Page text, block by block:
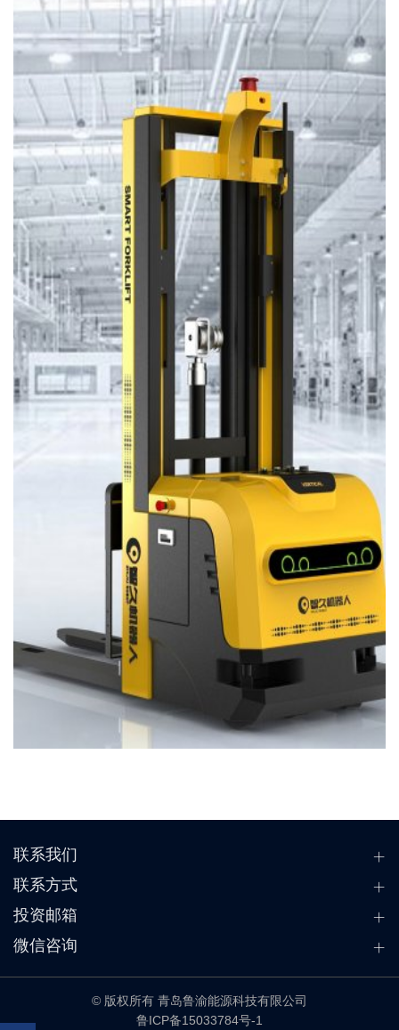
联系我们
联系方式
投资邮箱
微信咨询
© 版权所有 青岛鲁渝能源科技有限公司
鲁ICP备15033784号-1